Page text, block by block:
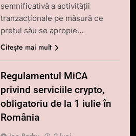
semnificativă a activității
tranzacționale pe măsură ce
prețul său se apropie…
Citește mai mult
Regulamentul MiCA
privind serviciile crypto,
obligatoriu de la 1 iulie în
România